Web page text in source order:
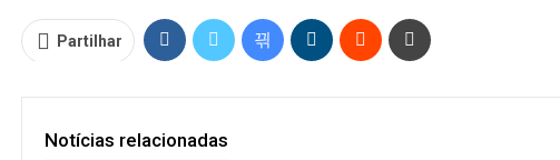
Partilhar
Notícias relacionadas